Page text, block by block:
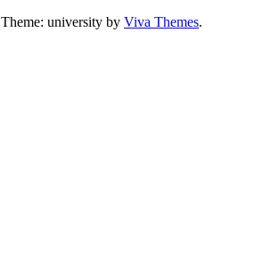
Theme: university by Viva Themes.